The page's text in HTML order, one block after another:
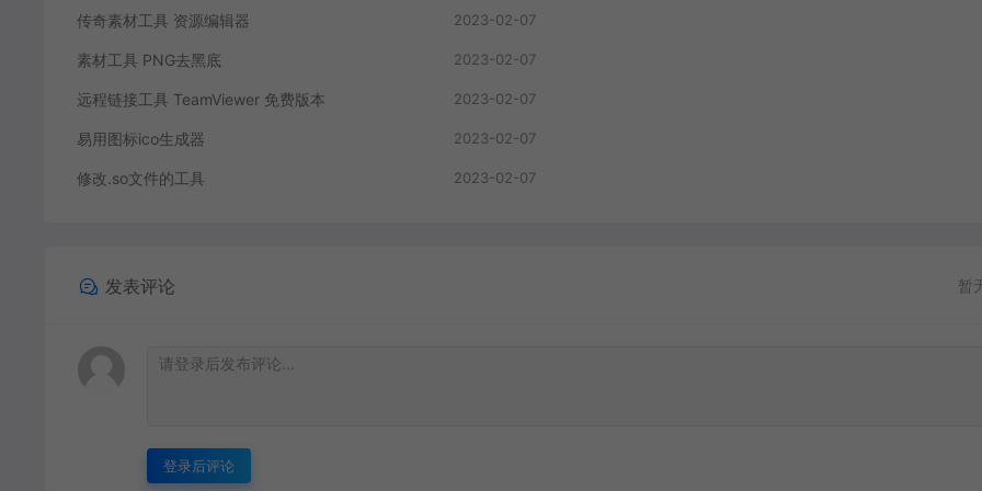
传奇素材工具 资源编辑器 2023-02-07
素材工具 PNG去黑底 2023-02-07
远程链接工具 TeamViewer 免费版本 2023-02-07
易用图标ico生成器 2023-02-07
修改.so文件的工具 2023-02-07
发表评论 暂
登录后评论